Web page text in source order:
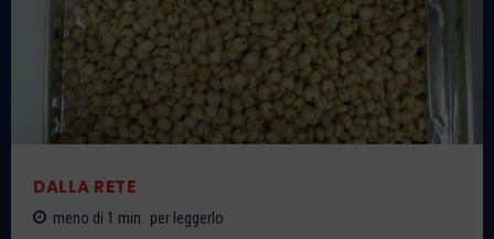
DALLA RETE
meno di 1 min. per leggerlo